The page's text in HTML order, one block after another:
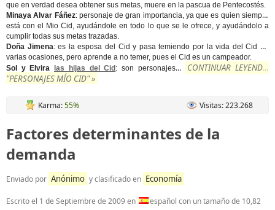
que en verdad desea obtener sus metas, muere en la pascua de Pentecostés.
Minaya Alvar Fáñez: personaje de gran importancia, ya que es quien siempre
está con el Mio Cid, ayudándole en todo lo que se le ofrece, y ayudándolo a
cumplir todas sus metas trazadas.
Doña Jimena: es la esposa del Cid y pasa temiendo por la vida del Cid en
varias ocasiones, pero aprende a no temer, pues el Cid es un campeador.
Sol y Elvira
las hijas del Cid : son personajes...
CONTINUAR LEYENDO
"PERSONAJES MÍO CID" »
Karma:55% Visitas: 223.268
Factores determinantes de la
demanda
Enviado por Anónimo y clasificado en Economía
Escrito el 1 de Septiembre de 2009en
español con un tamaño de 10,82